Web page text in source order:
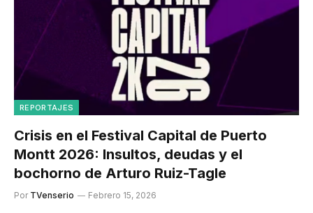
REPORTAJES
Crisis en el Festival Capital de Puerto
Montt 2026: Insultos, deudas y el
bochorno de Arturo Ruiz-Tagle
Por TVenserio Febrero 15, 2026